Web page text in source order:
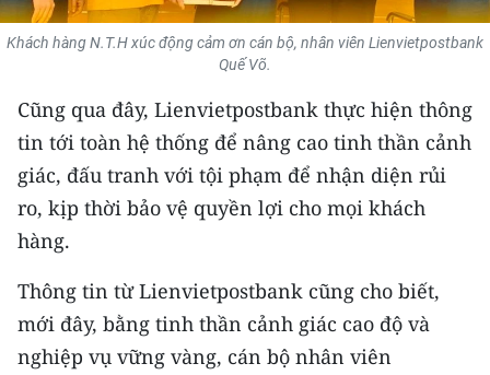
BẠN ĐỌC
TRI THỨC CHUYÊN SÂU
54 DÂN TỘC VIỆT NAM
CHƯƠNG TRÌNH OCOP - MỖI XÃ
RADIO
Khách hàng N.T.H xúc động cảm ơn cán bộ, nhân viên Lienvietpostbank
Quế Võ.
Cũng qua đây, Lienvietpostbank thực hiện thông
tin tới toàn hệ thống để nâng cao tinh thần cảnh
giác, đấu tranh với tội phạm để nhận diện rủi
ro, kịp thời bảo vệ quyền lợi cho mọi khách
hàng.
Thông tin từ Lienvietpostbank cũng cho biết,
mới đây, bằng tinh thần cảnh giác cao độ và
nghiệp vụ vững vàng, cán bộ nhân viên